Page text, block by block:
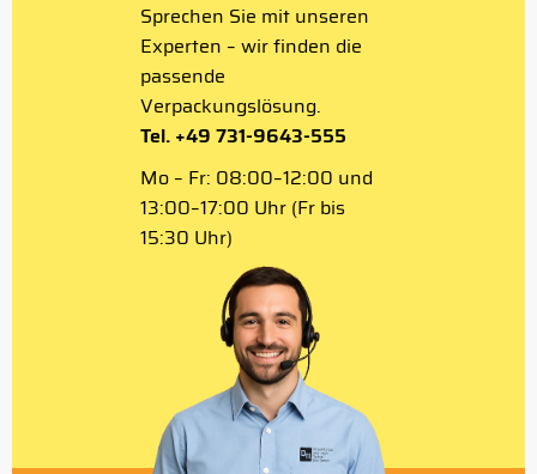
Sprechen Sie mit unseren
Experten – wir finden die
passende
Verpackungslösung.
Tel. +49 731-9643-555
Mo – Fr: 08:00–12:00 und
13:00–17:00 Uhr (Fr bis
15:30 Uhr)